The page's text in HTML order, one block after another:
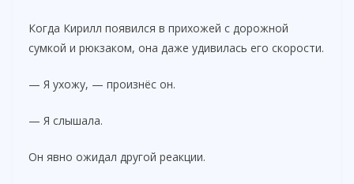
Когда Кирилл появился в прихожей с дорожной
сумкой и рюкзаком, она даже удивилась его скорости.
— Я ухожу, — произнёс он.
— Я слышала.
Он явно ожидал другой реакции.